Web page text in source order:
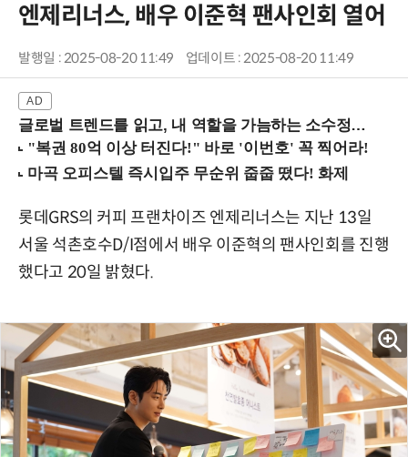
엔제리너스, 배우 이준혁 팬사인회 열어
발행일 : 2025-08-20 11:49 업데이트 : 2025-08-20 11:49
글로벌 트렌드를 읽고, 내 역할을 가늠하는 소수정예 실습 워크숍 (8/28 신논현역)
롯데GRS의 커피 프랜차이즈 엔제리너스는 지난 13일
서울 석촌호수D/I점에서 배우 이준혁의 팬사인회를 진행
했다고 20일 밝혔다.